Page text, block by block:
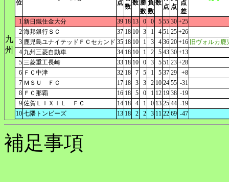
九
州
位
点
数
数 勝
数
負
数
数
点 点
点
差
1 新日鐵住金大分 39 18 13 0 0 5 55 30 +25
2 海邦銀行ＳＣ 37 18 10 3 1 4 51 25 +26
3 鹿児島ユナイテッドＦＣセカンド 35 18 10 1 3 4 36 20 +16 旧ヴォルカ鹿
4 九州三菱自動車 34 18 10 1 2 5 43 30 +13
5 三菱重工長崎 33 18 10 0 3 5 51 23 +28
6 ＦＣ中津 32 18 7 5 1 5 37 29
+8
7 ＭＳＵ ＦＣ 17 18 3 3 2 10 24 55 -31
8 ＦＣ那覇 16 18 5 0 1 12 19 38 -19
9 佐賀ＬＩＸＩＬ ＦＣ 14 18 4 1 0 13 25 44 -19
10 七隈トンビーズ 13 18 2 2 3 11 22 69 -47
補足事項